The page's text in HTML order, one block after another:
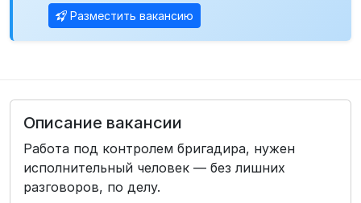
Разместить вакансию
Описание вакансии
Работа под контролем бригадира, нужен
исполнительный человек — без лишних
разговоров, по делу.